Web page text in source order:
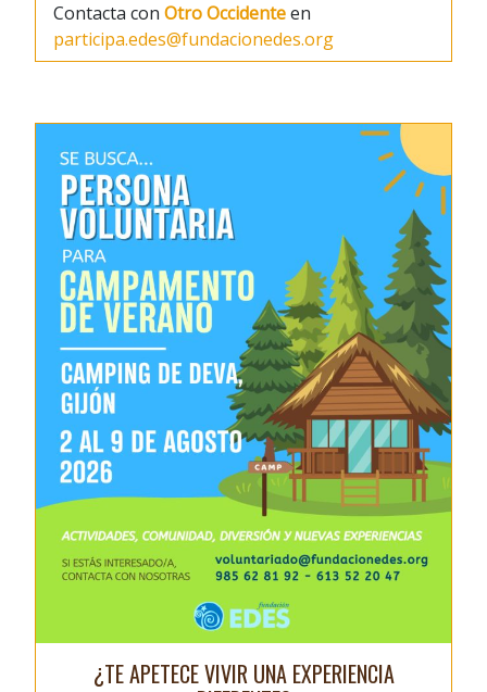
Contacta con Otro Occidenteen
participa.edes@fundacionedes.org
¿TE APETECE VIVIR UNA EXPERIENCIA